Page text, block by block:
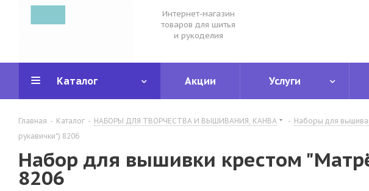
Интернет-магазин
товаров для шитья
и рукоделия
Каталог Акции Услуги
Главная - Каталог - НАБОРЫ ДЛЯ ТВОРЧЕСТВА И ВЫШИВАНИЯ, КАНВА - Наборы для
рукавички") 8206
Набор для вышивки крестом
8206